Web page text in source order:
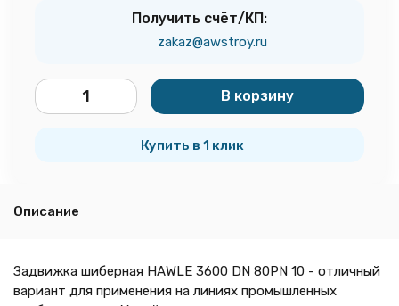
Получить счёт/КП:
zakaz@awstroy.ru
В корзину
Купить в 1 клик
Описание
Задвижка шиберная HAWLE 3600 DN 80PN 10 - отличный
вариант для применения на линиях промышленных